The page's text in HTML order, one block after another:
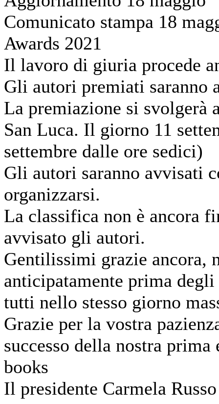
Comunicato stampa 18
Awards 2021
Il lavoro di giuria procede
Gli autori premiati saranno
La premiazione si svolgerà
San Luca. Il giorno 11
settembre dalle ore sedici)
Gli autori saranno avvisati
organizzarsi.
La classifica non è ancora
avvisato gli autori.
Gentilissimi grazie ancora,
anticipatamente prima
tutti nello stesso giorno
Grazie per la vostra
successo della nostra
books
Il presidente Carmela Russo